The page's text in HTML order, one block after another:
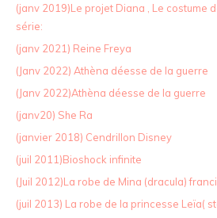
(janv 2019)Le projet Diana , Le costume
série:
(janv 2021) Reine Freya
(Janv 2022) Athèna déesse de la guerre
(Janv 2022)Athèna déesse de la guerre
(janv20) She Ra
(janvier 2018) Cendrillon Disney
(juil 2011)Bioshock infinite
(Juil 2012)La robe de Mina (dracula)
(juil 2013) La robe de la princesse Leïa(